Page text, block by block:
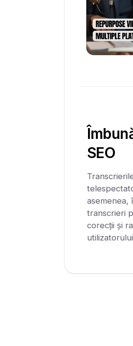
SEO
asemenea,
transcrieri
corecții și